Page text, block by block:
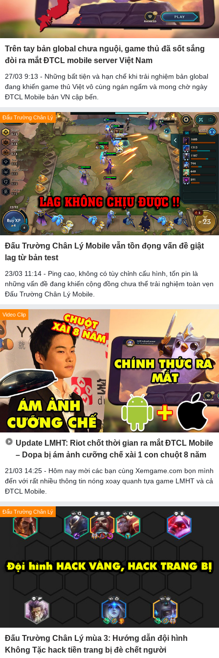
Trên tay bản global chưa nguội, game thủ đã sốt sắng
đòi ra mắt ĐTCL mobile server Việt Nam
27/03 9:13 - Những bất tiện và hạn chế khi trải nghiệm bản global
đang khiến game thủ Việt vô cùng ngán ngẩm và mong chờ ngày
ĐTCL Mobile bản VN cập bến.
Đấu Trường Chân Lý
Đấu Trường Chân Lý Mobile vẫn tồn đọng vấn đề giật
lag từ bản test
23/03 11:14 - Ping cao, không có tùy chỉnh cấu hình, tốn pin là
những vấn đề đang khiến cộng đồng chưa thể trải nghiệm toàn vẹn
Đấu Trường Chân Lý Mobile.
Video Clip
Update LMHT: Riot chốt thời gian ra mắt ĐTCL Mobile
– Dopa bị ám ảnh cưỡng chế xài 1 con chuột 8 năm
21/03 14:25 - Hôm nay mời các bạn cùng Xemgame.com bọn mình
đến với rất nhiều thông tin nóng xoay quanh tựa game LMHT và cả
ĐTCL Mobile.
Đấu Trường Chân Lý
Đấu Trường Chân Lý mùa 3: Hướng dẫn đội hình
Không Tặc hack tiền trang bị đè chết người